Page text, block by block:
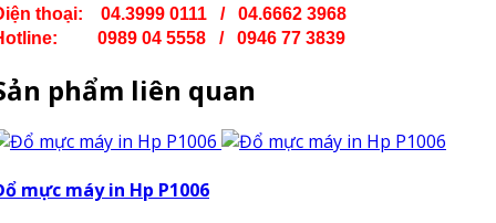
thoại: 04.3999 0111 / 04.6662 3968
0989 04 5558 / 0946 77 3839
phẩm liên quan
mực máy in Hp P1006